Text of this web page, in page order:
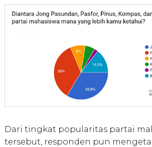
Dari tingkat popularitas partai
tersebut, responden pun